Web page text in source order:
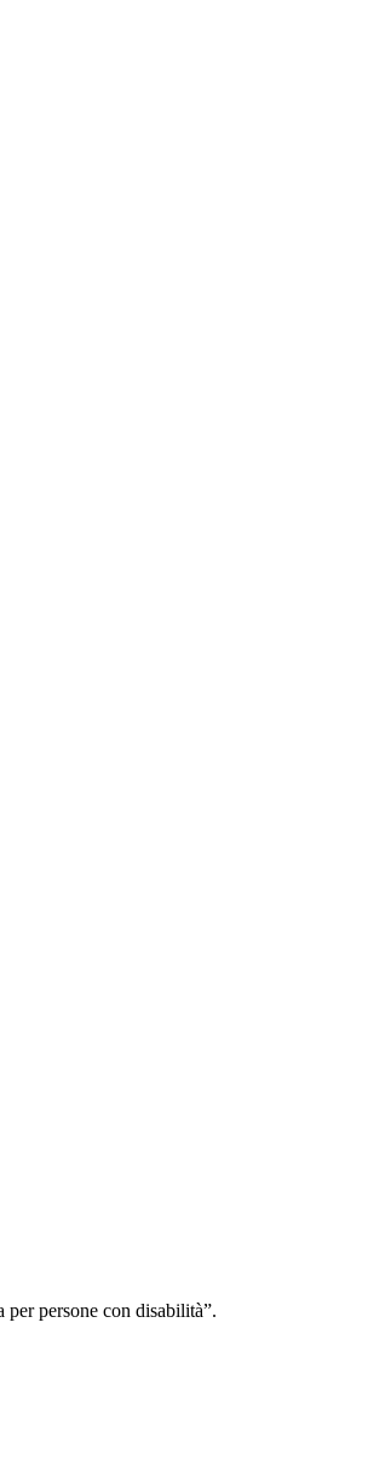
persone con disabilità”.